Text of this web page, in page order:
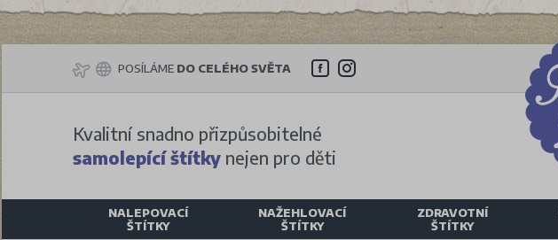
POSÍLÁME DO CELÉHO SVĚTA
Kvalitní snadno přizpůsobitelné
samolepící štítky nejen pro děti
NALEPOVACÍ
ŠTÍTKY
NAŽEHLOVACÍ
ŠTÍTKY
ZDRAVOTNÍ
ŠTÍTKY